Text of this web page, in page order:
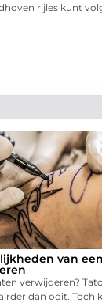
rijles kunt
van
verwijderen?
dan ooit. Toch